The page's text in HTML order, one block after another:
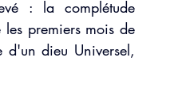
: la complétude
premiers mois de
dieu Universel,